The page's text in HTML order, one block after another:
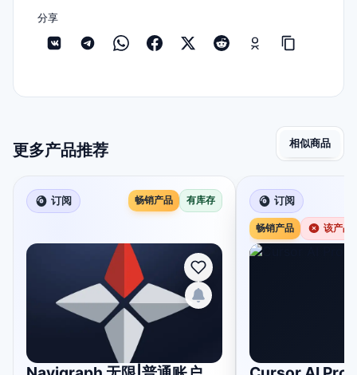
分享
更多产品推荐 相似商品
订阅 畅销产品 有库存 订阅
畅销产品 该产品